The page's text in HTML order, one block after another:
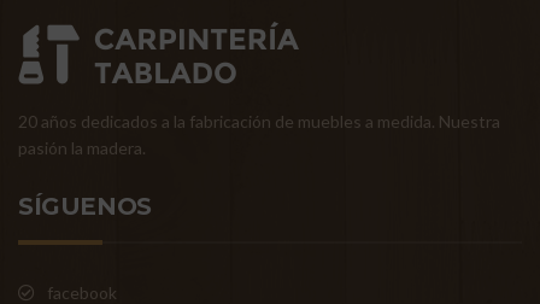
20 años dedicados a la fabricación de muebles a medida. Nuestra
pasión la madera.
SÍGUENOS
facebook